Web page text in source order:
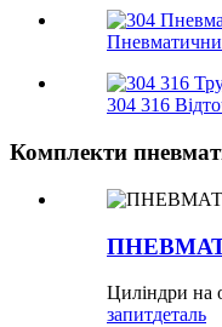
304 316
Комплекти
Циліндри на
запитдеталь